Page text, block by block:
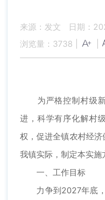
来源：发文
日期：
浏览量： 3738
为严格控制村级新
进，科学有序化解村
权，促进全镇农村经
我镇实际，制定本实施
一、工作目标
力争到2027年底，